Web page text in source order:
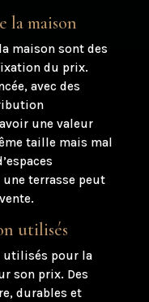
la maison
maison sont des
du prix.
avec des
une valeur
taille mais mal
terrasse peut
utilisés
utilisés pour la
son prix. Des
durables et